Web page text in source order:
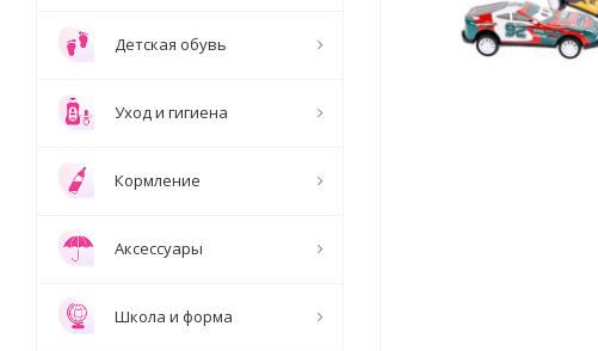
Детская обувь
Уход и гигиена
Кормление
Аксессуары
Школа и форма